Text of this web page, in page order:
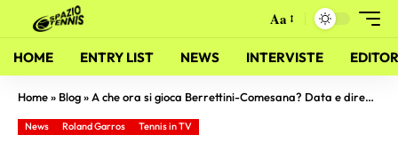
Aa
HOME ENTRY LIST NEWS INTERVISTE
Home» Blog» A che ora si gioca Berrettini-Comesana? Data e diretta tv terzo turno Roland Garros 2026
News Roland Garros Tennis in TV